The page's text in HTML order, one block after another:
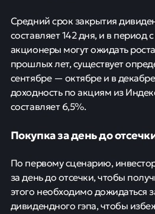
Средний срок закрытия
составляет 142 дня, и в период
акционеры могут ожидать
прошлых лет, существует
сентябре — октябре и в
доходность по акциям из
составляет 6,5%.
Покупка за день до
По первому сценарию,
за день до отсечки, чтобы
этого необходимо дожидаться
дивидендного гэпа, чтобы